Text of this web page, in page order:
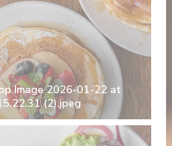
Image 2026-01-22 at
(2).jpeg